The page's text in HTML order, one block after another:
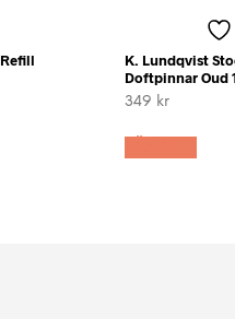
K. Lundqvist
Doftpinnar Oud
349 kr